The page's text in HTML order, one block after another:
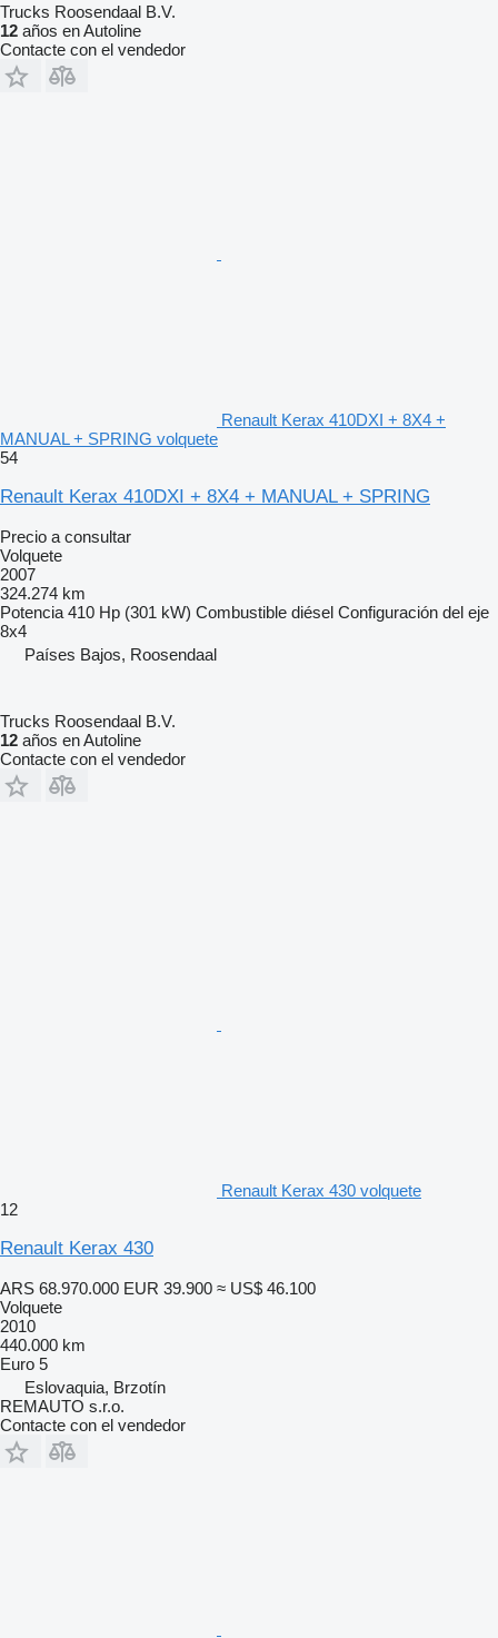
Trucks Roosendaal B.V.
12 años en Autoline
Contacte con el vendedor
Renault Kerax 410DXI + 8X4 +
MANUAL + SPRING volquete
54
Renault Kerax 410DXI + 8X4 + MANUAL + SPRING
Precio a consultar
Volquete
2007
324.274 km
Potencia 410 Hp (301 kW) Combustible diésel Configuración del eje
8x4
Países Bajos, Roosendaal
Trucks Roosendaal B.V.
12 años en Autoline
Contacte con el vendedor
Renault Kerax 430 volquete
12
Renault Kerax 430
ARS 68.970.000 EUR 39.900 ≈ US$ 46.100
Volquete
2010
440.000 km
Euro 5
Eslovaquia, Brzotín
REMAUTO s.r.o.
Contacte con el vendedor